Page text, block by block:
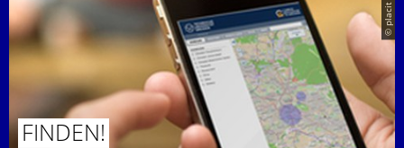
© placit
FINDEN!